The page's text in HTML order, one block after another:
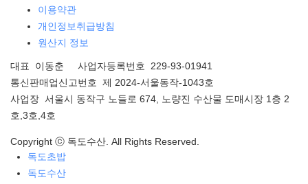
이용약관
개인정보취급방침
원산지 정보
대표 이동춘 사업자등록번호 229-93-01941
통신판매업신고번호 제 2024-서울동작-1043호
사업장 서울시 동작구 노들로 674, 노량진 수산물 도매시장 1층 2
호,3호,4호
Copyright ⓒ 독도수산. All Rights Reserved.
독도초밥
독도수산